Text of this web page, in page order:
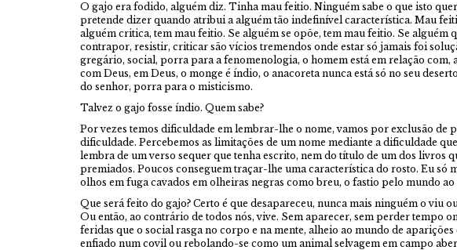
O gajo era fodido, alguém diz. Tinha mau feitio. Ninguém sabe o que isto
pretende dizer quando atribui a alguém tão indefinível característica. Mau
alguém critica, tem mau feitio. Se alguém se opõe, tem mau feitio. Se alguém
contrapor, resistir, criticar são vícios tremendos onde estar só jamais foi
gregário, social, porra para a fenomenologia, o homem está em relação com,
com Deus, em Deus, o monge é índio, o anacoreta nunca está só no seu
do senhor, porra para o misticismo.
Talvez o gajo fosse índio. Quem sabe?
Por vezes temos dificuldade em lembrar-lhe o nome, vamos por exclusão de
dificuldade. Percebemos as limitações de um nome mediante a dificuldade
lembra de um verso sequer que tenha escrito, nem do título de um dos livros
premiados. Poucos conseguem traçar-lhe uma característica do rosto. Eu só
olhos em fuga cavados em olheiras negras como breu, o fastio pelo mundo ao
Que será feito do gajo? Certo é que desapareceu, nunca mais ninguém o viu
Ou então, ao contrário de todos nós, vive. Sem aparecer, sem perder tempo
feridas que o social rasga no corpo e na mente, alheio ao mundo de
enfiado num covil ou rebolando-se como um animal selvagem em campo